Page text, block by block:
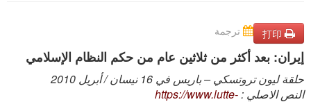
打印 ترجمة
إيران: بعد أكثر من ثلاثين عام من حكم النظام الإسلامي
حلقة ليون تروتسكي – باريس في 16 نيسان / أبريل 2010
النص الاصلي :https://www.lutte-